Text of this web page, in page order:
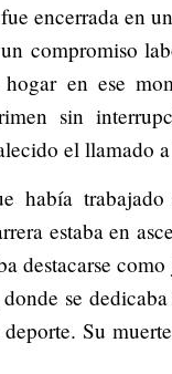
encerrada en
compromiso
en ese
sin
el llamado
había trabajado
estaba en
destacarse
se
Su